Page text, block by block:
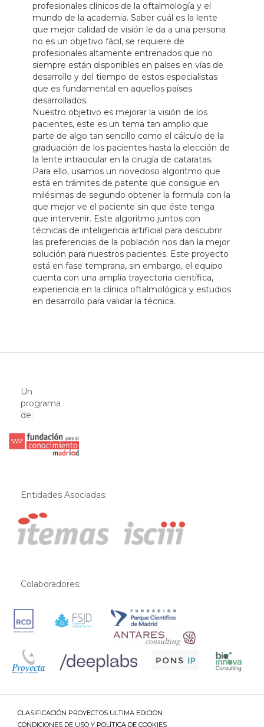
profesionales clínicos de la oftalmología y el
mundo de la academia. Saber cuál es la lente
que mejor calidad de visión le da a una persona
no es un objetivo fácil, se requiere de
profesionales altamente entrenados que no
siempre están disponibles en países en vías de
desarrollo y del tiempo de estos especialistas
que es fundamental en aquellos países
desarrollados.
Nuestro objetivo es mejorar la visión de los
pacientes, este es un tema tan amplio que
parte de algo tan sencillo como el cálculo de la
graduación de los pacientes hasta la elección de
la lente intraocular en la cirugía de cataratas.
Para ello, usamos un novedoso algoritmo que
está en trámites de patente que consigue en
milésimas de segundo obtener la formula con la
que mejor ve el paciente sin que éste tenga
que intervenir. Este algoritmo juntos con
técnicas de inteligencia artificial para descubrir
las preferencias de la población nos dan la mejor
solución para nuestros pacientes. Este proyecto
está en fase temprana, sin embargo, el equipo
cuenta con una amplia trayectoria científica,
experiencia en la clínica oftalmológica y estudios
en desarrollo para validar la técnica.
Un
programa
de:
Entidades Asociadas:
Colaboradores:
CLASIFICACIÓN PROYECTOS ULTIMA EDICION
CONDICIONES DE USO Y POLÍTICA DE COOKIES